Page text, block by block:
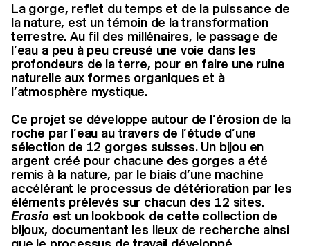
La gorge, reflet du temps et de la puissance de
la nature, est un témoin de la transformation
terrestre. Au fil des millénaires, le passage de
l’eau a peu à peu creusé une voie dans les
profondeurs de la terre, pour en faire une ruine
naturelle aux formes organiques et à
l’atmosphère mystique.
Ce projet se développe autour de l’érosion de la
roche par l’eau au travers de l’étude d’une
sélection de 12 gorges suisses. Un bijou en
argent créé pour chacune des gorges a été
remis à la nature, par le biais d’une machine
accélérant le processus de détérioration par les
éléments prélevés sur chacun des 12 sites.
Erosio est un lookbook de cette collection de
bijoux, documentant les lieux de recherche ainsi